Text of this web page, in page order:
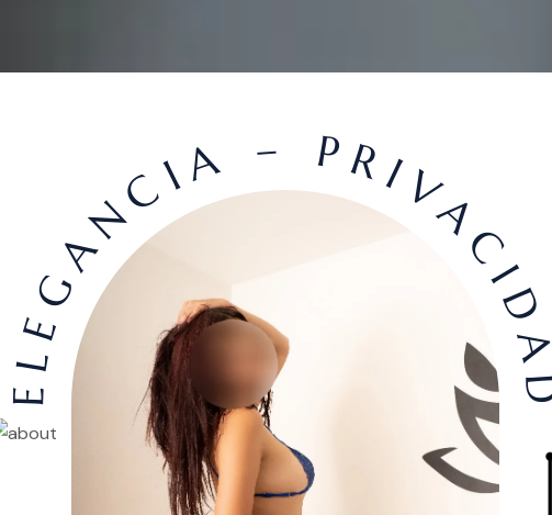
ELEGANCIA – PRIVACIDAD